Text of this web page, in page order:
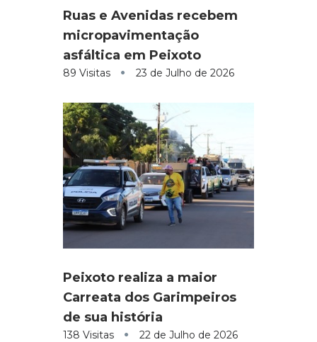
Ruas e Avenidas recebem
micropavimentação
asfáltica em Peixoto
89 Visitas 23 de Julho de 2026
Peixoto realiza a maior
Carreata dos Garimpeiros
de sua história
138 Visitas 22 de Julho de 2026